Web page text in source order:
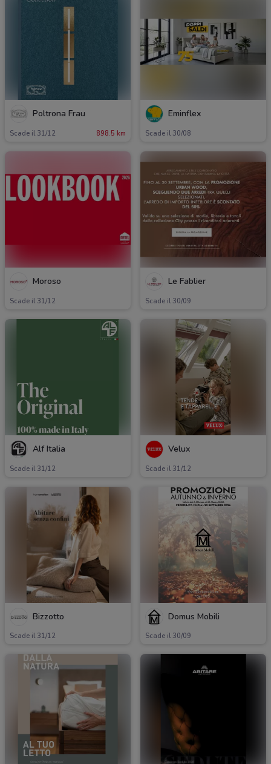
Poltrona Frau
Scade il 31/12 898.5 km
Eminflex
Scade il 30/08
Moroso
Scade il 31/12
Le Fablier
Scade il 30/09
Alf Italia
Scade il 31/12
Velux
Scade il 31/12
Bizzotto
Scade il 31/12
Domus Mobili
Scade il 30/09